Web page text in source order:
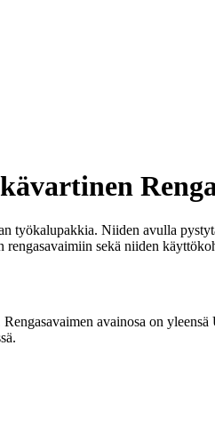
työkalupakkia. Niiden avulla
sekä niiden
avainosa on